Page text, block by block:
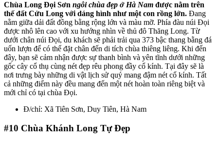
Chùa Long Đọi Sơn ngôi chùa đẹp ở Hà Nam được nằm trên
thế đất Cửu Long với dáng hình như một con rồng lớn. Đang
nằm giữa dải đất đồng bằng rộng lớn và màu mỡ. Phía đàu núi Đọi
được nhô lên cao với xu hướng nhìn về thủ đô Thăng Long. Từ
dưới chân núi Đọi, du khách sẽ phải trải qua 373 bậc thang bằng đá
uốn lượn để có thể đặt chân đến di tích chùa thiêng liêng. Khi đến
đây, bạn sẽ cảm nhận được sự thanh bình và yên tĩnh dưới những
gốc cây cổ thụ cùng nét đẹp rêu phong đầy cổ kính. Tại đây sẽ là
nơi trưng bày những di vật lịch sử quý mang đậm nét cổ kính. Tất
cả những điểm này đều mang đến một nét hoàn toàn riêng biệt và
mới chỉ có tại chùa Đọi.
Đ/chỉ: Xã Tiên Sơn, Duy Tiên, Hà Nam
#10 Chùa Khánh Long Tự Đẹp